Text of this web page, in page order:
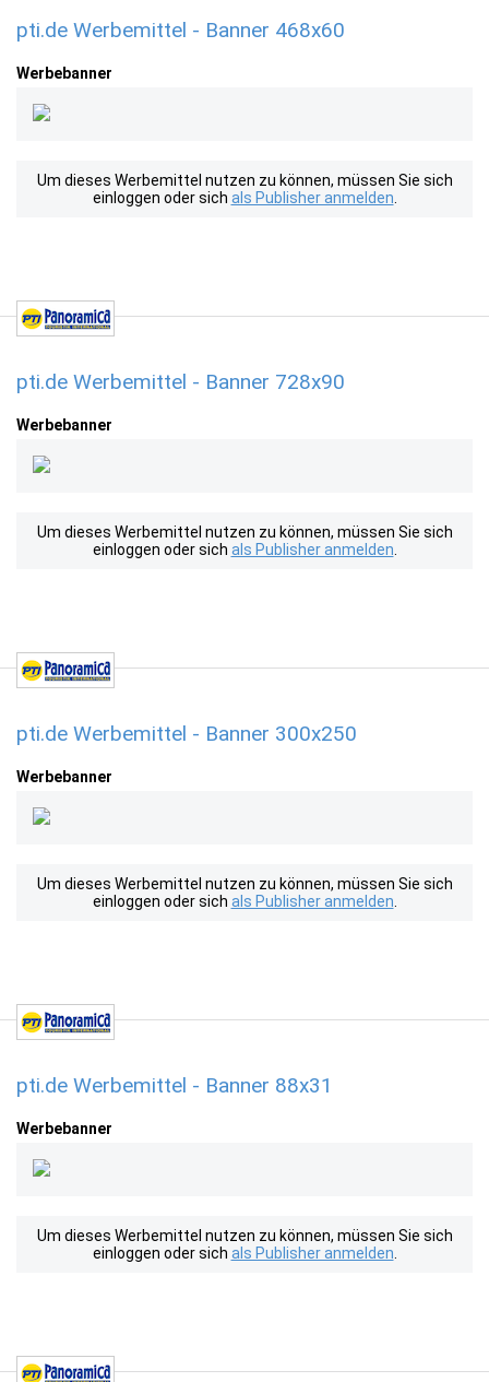
pti.de Werbemittel - Banner 468x60
Werbebanner
Um dieses Werbemittel nutzen zu können, müssen Sie sich
einloggen oder sich als Publisher anmelden
pti.de Werbemittel - Banner 728x90
Werbebanner
Um dieses Werbemittel nutzen zu können, müssen Sie sich
einloggen oder sich als Publisher anmelden
pti.de Werbemittel - Banner 300x250
Werbebanner
Um dieses Werbemittel nutzen zu können, müssen Sie sich
einloggen oder sich als Publisher anmelden
pti.de Werbemittel - Banner 88x31
Werbebanner
Um dieses Werbemittel nutzen zu können, müssen Sie sich
einloggen oder sich als Publisher anmelden